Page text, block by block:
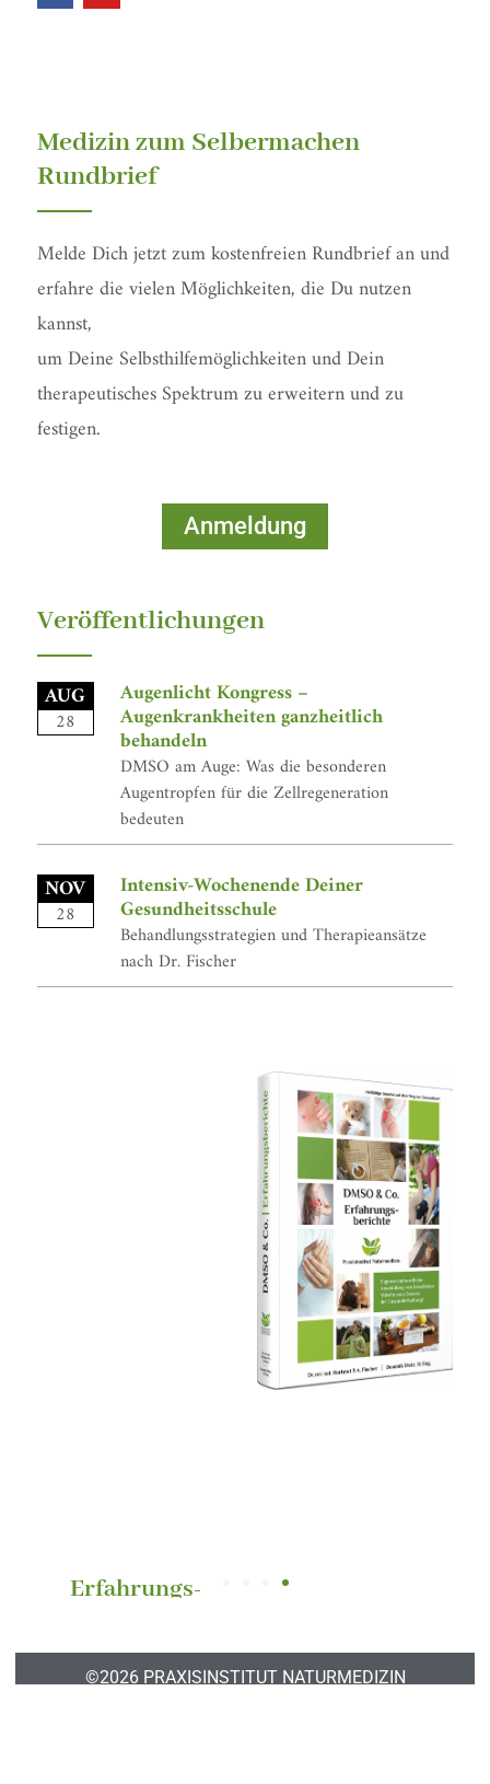
Medizin zum Selbermachen
Rundbrief
Melde Dich jetzt zum kostenfreien Rundbrief an und
erfahre die vielen Möglichkeiten, die Du nutzen
kannst,
um Deine Selbsthilfemöglichkeiten und Dein
therapeutisches Spektrum zu erweitern und zu
festigen.
Anmeldung
Veröffentlichungen
AUG
28
Augenlicht Kongress –
Augenkrankheiten ganzheitlich
behandeln
DMSO am Auge: Was die besonderen
Augentropfen für die Zellregeneration
bedeuten
NOV
28
Intensiv-Wochenende Deiner
Gesundheitsschule
Behandlungsstrategien und Therapieansätze
nach Dr. Fischer
©2026 PRAXISINSTITUT NATURMEDIZIN